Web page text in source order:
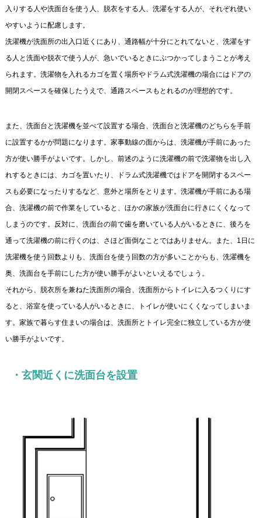
入りする人や洗面台を使う人、脱衣をする人、洗濯をする人が、それぞれ使い
やすいように配慮します。
洗濯機が洗面所の出入口近くにあり、通路幅が十分にとれてないと、洗濯をす
る人と洗面や脱衣で使う人が、急いでいるときにぶつかってしまうことが考え
られます。洗濯物を入れるカゴを置く場所やドラム式洗濯機の場合にはドアの
開閉スペースを確保したうえで、通路スペースもとれるのが理想的です。
また、洗面台と洗濯機を並べて設置する場合、洗面台と洗濯機のどちらを手前
に設置するかが問題になります。家事動線の面からは、洗濯機が手前にあった
方が使い勝手がよいです。しかし、前述のように洗濯機の前で洗濯物を出し入
れするときには、カゴを置いたり、ドラム式洗濯機ではドアを開閉するスペー
スも必要になったりするなど、意外と場所をとります。洗濯機が手前にある場
合、洗濯機の前で作業をしていると、ほかの家族が洗面台に行きにくくなって
しまうのです。反対に、洗面台の前で歯を磨いている人がいるときに、後ろを
通って洗濯機の前に行くのは、さほど面倒なことではありません。また、1日に
洗濯機を使う回数よりも、洗面台を使う回数の方が多いことからも、洗濯機を
奥、洗面台を手前にした方が使い勝手がよいといえるでしょう。
それから、脱衣所を兼ねた洗面所の場合、洗面所からトイレに入るつくりにす
ると、浴室を使っている人がいるときに、トイレが使いにくくなってしまいま
す。家族で暮らす住まいの場合は、洗面所とトイレ完全に独立している方が使
い勝手がよいです。
・玄関近くに洗面台を設置